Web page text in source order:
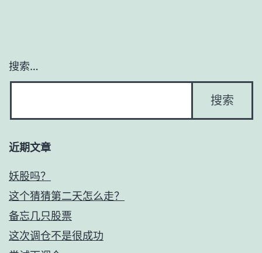
搜索…
近期文章
妖股吗？
这个猜猜第二天怎么走？
备忘几只股票
这次调仓不是很成功